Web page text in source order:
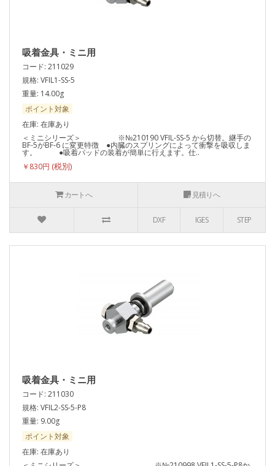
吸着金具・ミニ用
コード: 211029
規格: VFIL1-SS-5
重量: 14.00g
ポイント対象
在庫: 在庫あり
＜ミニシリーズ＞ ※№210190 VFIL-SS-5 から切替。継手の
BF-5がBF-6 に変更特徴 ●内臓のスプリングによって衝撃を吸収しま
す。 ●吸着パッドの装着が簡単に行えます。仕..
￥830円
カートへ 見積りへ
DXF IGES STEP
吸着金具・ミニ用
コード: 211030
規格: VFIL2-SS-5-P8
重量: 9.00g
ポイント対象
在庫: 在庫あり